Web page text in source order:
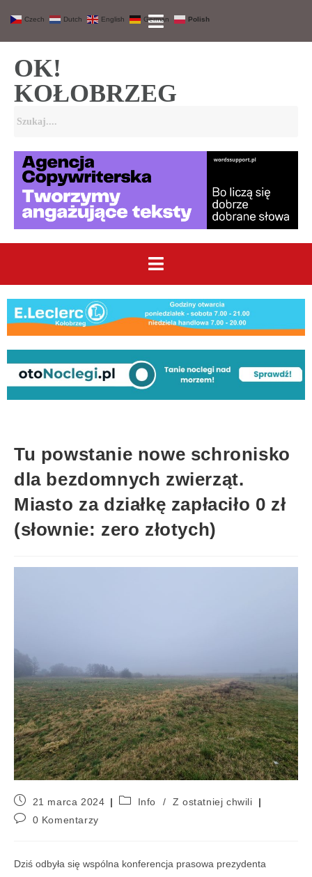
OK!
KOŁOBRZEG
Tu powstanie nowe schronisko
dla bezdomnych zwierząt.
Miasto za działkę zapłaciło 0 zł
(słownie: zero złotych)
21 marca 2024 Info /
Z ostatniej chwili
0 Komentarzy
Dziś odbyła się wspólna konferencja prasowa prezydenta
Czech Dutch English German Polish